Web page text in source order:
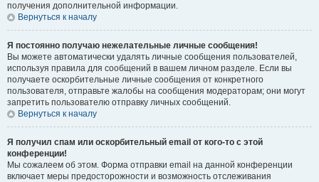
получения дополнительной информации.
Вернуться к началу
Я постоянно получаю нежелательные личные сообщения!
Вы можете автоматически удалять личные сообщения пользователей,
используя правила для сообщений в вашем личном разделе. Если вы
получаете оскорбительные личные сообщения от конкретного
пользователя, отправьте жалобы на сообщения модераторам; они могут
запретить пользователю отправку личных сообщений.
Вернуться к началу
Я получил спам или оскорбительный email от кого-то с этой
конференции!
Мы сожалеем об этом. Форма отправки email на данной конференции
включает меры предосторожности и возможность отслеживания